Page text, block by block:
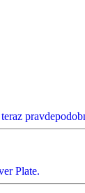
Plate.